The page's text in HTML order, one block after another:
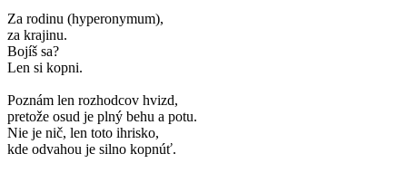
Za rodinu (hyperonymum),
za krajinu.
Bojíš sa?
Len si kopni.
Poznám len rozhodcov hvizd,
pretože osud je plný behu a potu.
Nie je nič, len toto ihrisko,
kde odvahou je silno kopnúť.